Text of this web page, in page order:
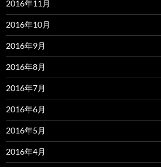
2016年11月
2016年10月
2016年9月
2016年8月
2016年7月
2016年6月
2016年5月
2016年4月